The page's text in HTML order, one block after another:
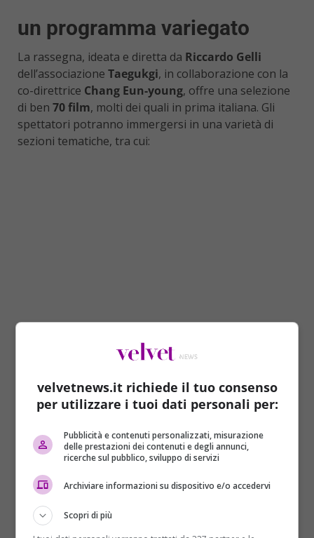
un programma variegato
La rassegna, ideata e diretta da Riccardo Gelli
dell’associazione Taegukgi, in collaborazione con la
co-direttrice Chang Eun-young, offre una selezione
di ben 70 film, molti dei quali in prima italiana. Gli
spettatori potranno immergersi in una varietà di
sezioni tematiche, tra cui:
Orizzonti Coreani: dedicata ai migliori film del
2024.
cinema indipendente.
Corto, Corti!: una selezione di cortometraggi.
Proiezioni di film basati suwebtoon, fumetti
digitali sempre più popolari.
velvetnews.it richiede il tuo consenso
per utilizzare i tuoi dati personali per:
Pubblicità e contenuti personalizzati, misurazione
delle prestazioni dei contenuti e degli annunci,
ricerche sul pubblico, sviluppo di servizi
Archiviare informazioni su dispositivo e/o accedervi
Scopri di più